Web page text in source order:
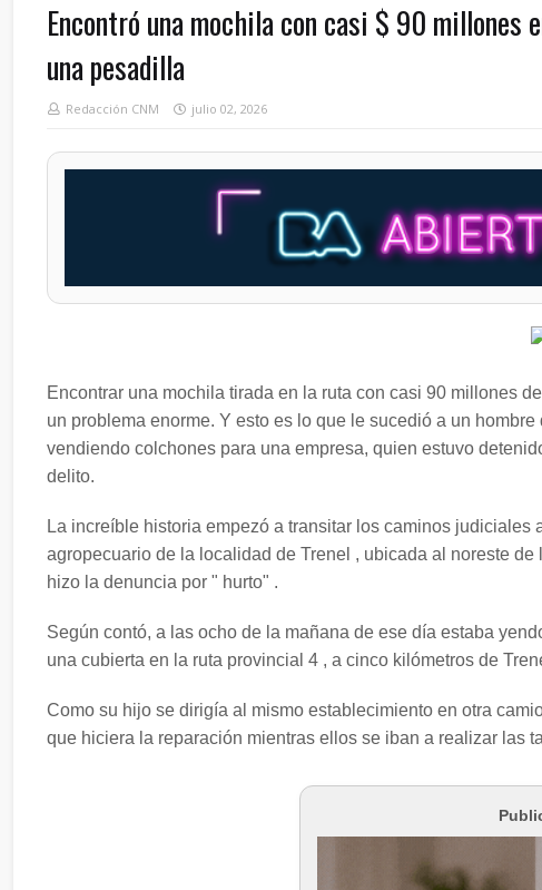
Encontró una mochila con casi $ 90 millones
una pesadilla
Redacción CNM julio 02, 2026
Encontrar una mochila tirada en la ruta con casi 90 millones
un problema enorme. Y esto es lo que le sucedió a un
vendiendo colchones para una empresa, quien estuvo
delito.
La increíble historia empezó a transitar los caminos
agropecuario de la localidad de Trenel , ubicada al noreste
hizo la denuncia por " hurto" .
Según contó, a las ocho de la mañana de ese día estaba
una cubierta en la ruta provincial 4 , a cinco kilómetros de
Como su hijo se dirigía al mismo establecimiento en otra
que hiciera la reparación mientras ellos se iban a realizar las